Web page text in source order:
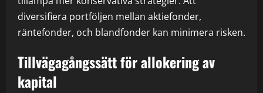
diversifiera portföljen mellan aktiefonder,
räntefonder, och blandfonder kan minimera risken.
Tillvägagångssätt för allokering av
kapital